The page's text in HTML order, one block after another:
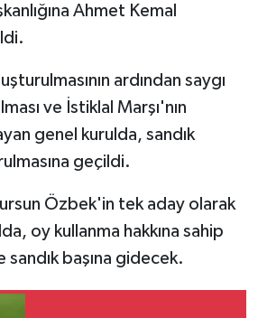
Ahmet Kemal
ardından saygı
ve İstiklal Marşı'nın
genel kurulda, sandık
geçildi.
Özbek'in tek aday olarak
oy kullanma hakkına sahip
sandık başına gidecek.